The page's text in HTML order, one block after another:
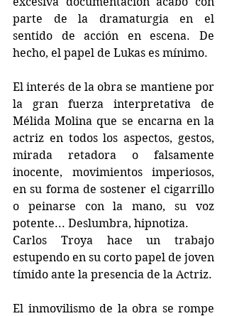
parte de la dramaturgia en el
sentido de acción en escena. De
hecho, el papel de Lukas es mínimo.
El interés de la obra se mantiene por
la gran fuerza interpretativa de
Mélida Molina que se encarna en la
actriz en todos los aspectos, gestos,
mirada retadora o falsamente
inocente, movimientos imperiosos,
en su forma de sostener el cigarrillo
o peinarse con la mano, su voz
potente... Deslumbra, hipnotiza.
Carlos Troya hace un trabajo
estupendo en su corto papel de joven
tímido ante la presencia de la Actriz.
El inmovilismo de la obra se rompe